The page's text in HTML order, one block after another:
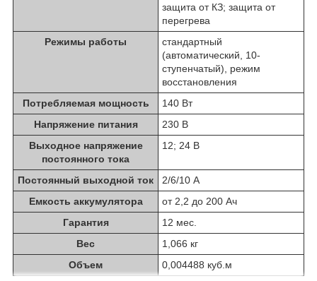
защита от КЗ; защита от
перегрева
Режимы работы
стандартный
(автоматический, 10-
ступенчатый), режим
восстановления
Потребляемая мощность
140 Вт
Напряжение питания
230 В
Выходное напряжение
постоянного тока
12; 24 В
Постоянный выходной ток
2/6/10 А
Емкость аккумулятора
от 2,2 до 200 Ач
Гарантия
12 мес.
Вес
1,066 кг
Объем
0,004488 куб.м